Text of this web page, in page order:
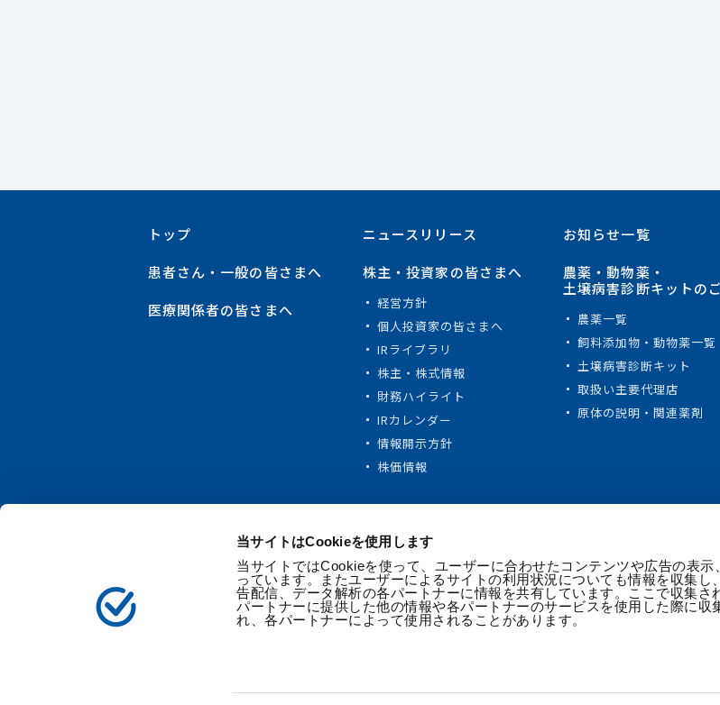
当サイトはCookieを使用します
当サイトではCookieを使って、ユーザーに合わせたコンテンツや広告の表
っています。またユーザーによるサイトの利用状況についても情報を収集し
告配信、データ解析の各パートナーに情報を共有しています。ここで収集さ
パートナーに提供した他の情報や各パートナーのサービスを使用した際に収
れ、各パートナーによって使用されることがあります。
トップ
患者さん・一般の皆さまへ
医療関係者の皆さまへ
ニュースリリース
株主・投資家の皆さまへ
経営方針
個人投資家の皆さまへ
IRライブラリ
株主・株式情報
財務ハイライト
IRカレンダー
情報開示方針
株価情報
お知らせ一覧
農薬・動物薬・
土壌病害診断キットの
農薬一覧
飼料添加物・動物薬一覧
土壌病害診断キット
取扱い主要代理店
原体の説明・関連薬剤
サイトマップ 個人情報保護に関する取組み ご利用条件